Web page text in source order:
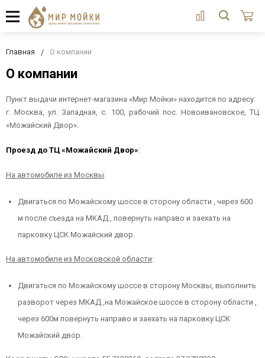
Главная О компании
О компании
Пункт выдачи интернет-магазина «Мир Мойки» находится по адресу:
г. Москва, ул. Западная, с. 100, рабочий пос. Новоивановское, ТЦ
«Можайский Двор».
Проезд до ТЦ «Можайский Двор»:
На автомобиле из Москвы:
Двигаться по Можайскому шоссе в сторону области , через 600
м после съезда на МКАД , повернуть направо и заехать на
парковку ЦСК Можайский двор.
На автомобиле из Московской области:
Двигаться по Можайскому шоссе в сторону Москвы, выполнить
разворот через МКАД ,на Можайское шоссе в сторону области ,
через 600м повернуть направо и заехать на парковку ЦСК
Можайский двор.